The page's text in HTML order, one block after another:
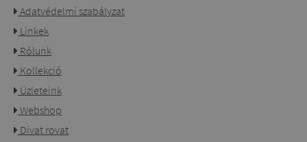
Adatvédelmi szabályzat
Linkek
Rólunk
Kollekció
Üzleteink
Webshop
Divat rovat